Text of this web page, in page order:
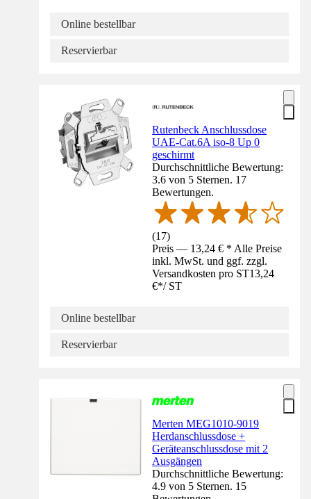
Online bestellbar
Reservierbar
Rutenbeck Anschlussdose
UAE-Cat.6A iso-8 Up 0
geschirmt
Durchschnittliche Bewertung:
3.6 von 5 Sternen. 17
Bewertungen.
(17)
Preis — 13,24 € * Alle Preise
inkl. MwSt. und ggf. zzgl.
Versandkosten pro ST13,24
€*/ ST
Online bestellbar
Reservierbar
Merten MEG1010-9019
Herdanschlussdose +
Geräteanschlussdose mit 2
Ausgängen
Durchschnittliche Bewertung:
4.9 von 5 Sternen. 15